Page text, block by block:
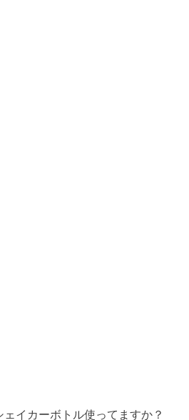
イカーボトル使ってますか？